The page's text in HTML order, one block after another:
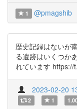
1 @pmagshib
歴史記録はないが
る遺跡はいくつか
れています
2023-02-20
2 1